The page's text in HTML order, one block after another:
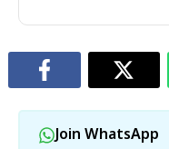
Join WhatsApp